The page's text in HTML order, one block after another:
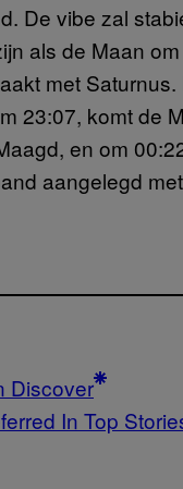
De vibe zal
als de Maan
met Saturnus.
23:07, komt de
en om
aangelegd
Discover
In Top